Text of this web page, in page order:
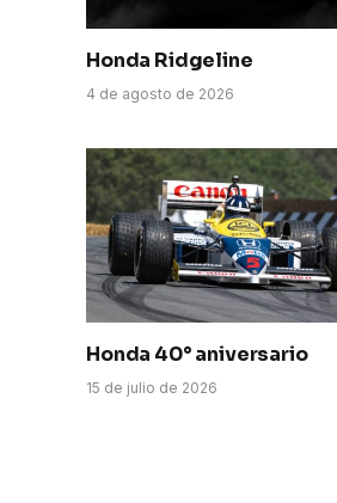
Honda Ridgeline
4 de agosto de 2026
Honda 40° aniversario
15 de julio de 2026